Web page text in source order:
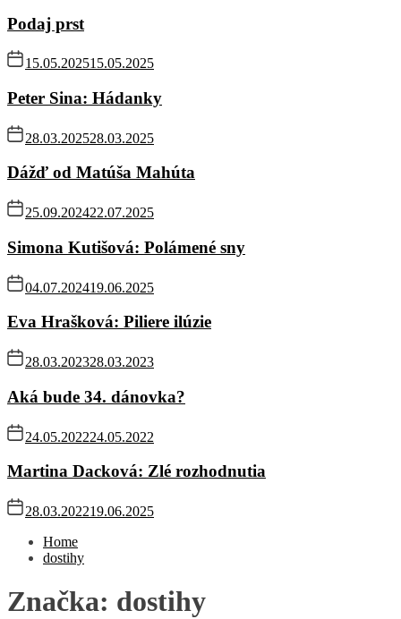
Podaj prst
15.05.202515.05.2025
Peter Sina: Hádanky
28.03.202528.03.2025
Dážď od Matúša Mahúta
25.09.202422.07.2025
Simona Kutišová: Polámené sny
04.07.202419.06.2025
Eva Hrašková: Piliere ilúzie
28.03.202328.03.2023
Aká bude 34. dánovka?
24.05.202224.05.2022
Martina Dacková: Zlé rozhodnutia
28.03.202219.06.2025
Home
dostihy
Značka: dostihy